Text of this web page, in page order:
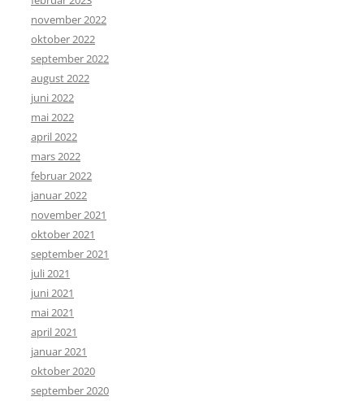
november 2022
oktober 2022
september 2022
august 2022
juni 2022
mai 2022
april 2022
mars 2022
februar 2022
januar 2022
november 2021
oktober 2021
september 2021
juli 2021
juni 2021
mai 2021
april 2021
januar 2021
oktober 2020
september 2020